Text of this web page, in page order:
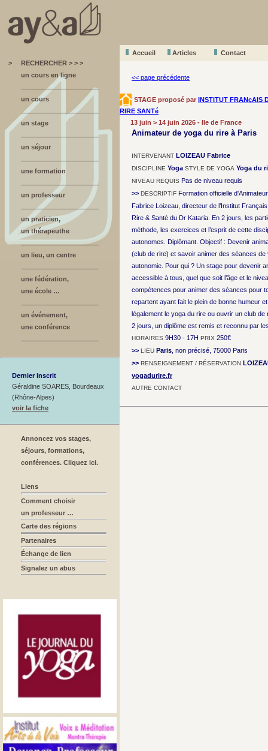
Accueil Articles
Contact
>
RECHERCHER > > >
un cours en ligne
un cours
un stage
un séjour
une formation
un professeur
un praticien,
un thérapeuthe
un lieu, un centre
une fédération,
une école …
un événement,
une conférence
Dernier inscrit
Géraldine SOARES, Bourdeaux
(Rhône-Alpes)
voir la fiche
Annoncez vos stages,
séjours, formations,
conférences. Cliquez ici.
Liens
Comment choisir
un professeur …
Carte des régions
Partenaires
Échange de lien
Signalez un abus
<< page précédente
STAGE proposé par INSTITUT FRANçAIS
RIRE SANTé
13 juin > 14 juin 2026 - Ile de France
Animateur de yoga du rire à Paris
INTERVENANT LOIZEAU Fabrice
DISCIPLINE Yoga STYLE DE YOGA Yoga du
NIVEAU REQUIS Pas de niveau requis
>> DESCRIPTIF Formation officielle
Fabrice Loizeau, directeur de l’Institut
Rire & Santé du Dr Kataria. En 2 jours, les
méthode, les exercices et l’esprit de cette
autonomes. Diplômant. Objectif : Devenir
(club de rire) et savoir animer des séances de
autonomie. Pour qui ? Un stage pour devenir
accessible à tous, quel que soit l’âge et le
compétences pour animer des séances pour
repartent ayant fait le plein de bonne humeur
légalement le yoga du rire ou ouvrir un club de
2 jours, un diplôme est remis et reconnu par
HORAIRES 9H30 - 17H PRIX 250€
>> LIEU Paris , non précisé, 75000 Paris
>> RENSEIGNEMENT / RÉSERVATION
yogadurire.fr
AUTRE CONTACT